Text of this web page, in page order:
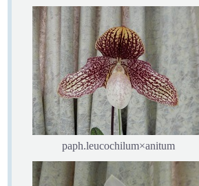
paph.leucochilum×anitum